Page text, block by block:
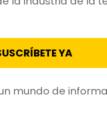
YA
mundo de